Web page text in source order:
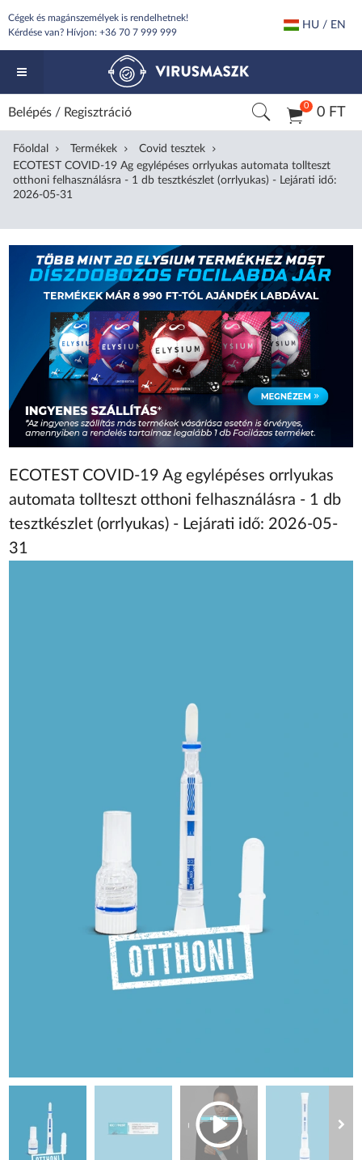
Cégek és magánszemélyek is rendelhetnek!
Kérdése van? Hívjon: +36 70 7 999 999
HU / EN
0 0 FT
Belépés / Regisztráció
Főoldal Termékek
Covid tesztek
ECOTEST COVID-19 Ag egylépéses orrlyukas automata tollteszt
otthoni felhasználásra - 1 db tesztkészlet (orrlyukas) - Lejárati idő:
2026-05-31
ECOTEST COVID-19 Ag egylépéses orrlyukas
automata tollteszt otthoni felhasználásra - 1 db
tesztkészlet (orrlyukas) - Lejárati idő: 2026-05-
31